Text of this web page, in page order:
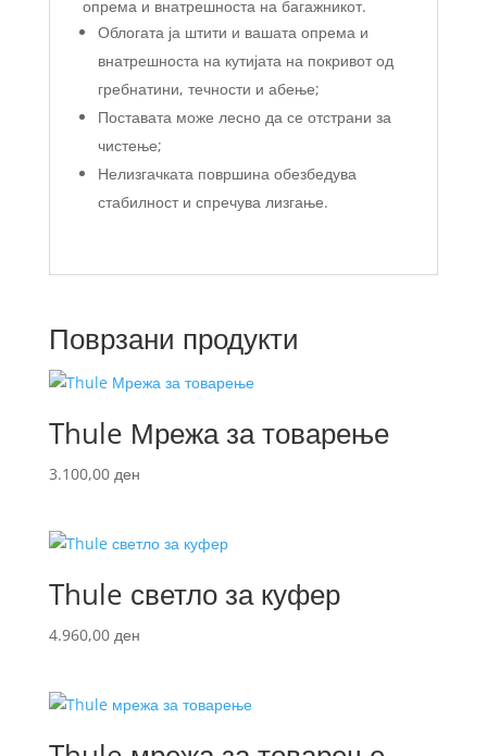
опрема и внатрешноста на багажникот.
Облогата ја штити и вашата опрема и
внатрешноста на кутијата на покривот од
гребнатини, течности и абење;
Поставата може лесно да се отстрани за
чистење;
Нелизгачката површина обезбедува
стабилност и спречува лизгање.
Поврзани продукти
Thule Мрежа за товарење
3.100,00 ден
Thule светло за куфер
4.960,00 ден